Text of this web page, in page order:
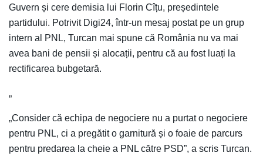
Guvern și cere demisia lui Florin Cîțu, președintele
partidului. Potrivit Digi24, într-un mesaj postat pe un grup
intern al PNL, Turcan mai spune că România nu va mai
avea bani de pensii și alocații, pentru că au fost luați la
rectificarea bubgetară.
„
„Consider că echipa de negociere nu a purtat o negociere
pentru PNL, ci a pregătit o garnitură și o foaie de parcurs
pentru predarea la cheie a PNL către PSD”, a scris Turcan.